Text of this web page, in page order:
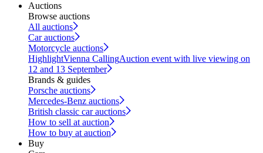
Auctions
Browse auctions
All auctions
Car auctions
Motorcycle auctions
HighlightVienna CallingAuction event with live viewing on
12 and 13 September
Brands & guides
Porsche auctions
Mercedes-Benz auctions
British classic car auctions
How to sell at auction
How to buy at auction
Buy